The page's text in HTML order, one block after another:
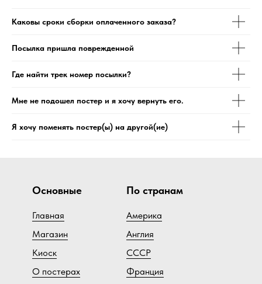
Каковы сроки сборки оплаченного заказа?
Посылка пришла поврежденной
Где найти трек номер посылки?
Мне не подошел постер и я хочу вернуть его.
Я хочу поменять постер(ы) на другой(ие)
Основные
Главная
Магазин
Киоск
О постерах
По странам
Америка
Англия
СССР
Франция